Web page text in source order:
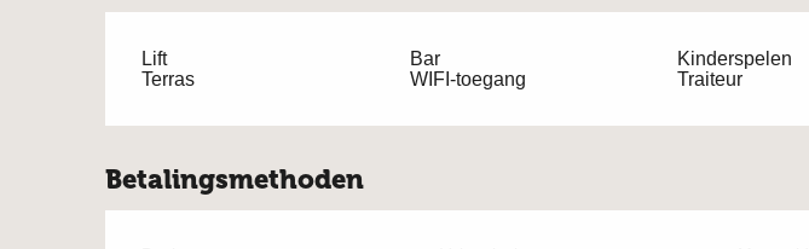
Lift Bar
Kinderspelen
Terras
WIFI-toegang Traiteur
Betalingsmethoden